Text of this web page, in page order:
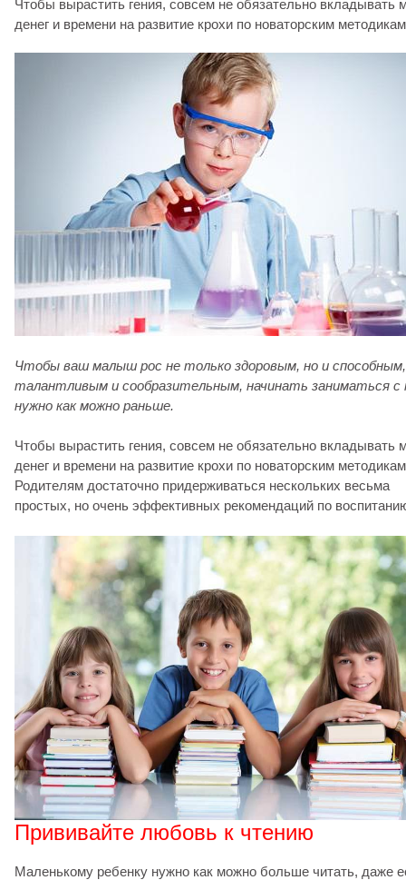
Чтобы вырастить гения, совсем не обязательно вкладывать
денег и времени на развитие крохи по новаторским
Чтобы ваш малыш рос не только здоровым, но и способным,
талантливым и сообразительным, начинать заниматься с
нужно как можно раньше.
Чтобы вырастить гения, совсем не обязательно вкладывать
денег и времени на развитие крохи по новаторским
Родителям достаточно придерживаться нескольких весьма
простых, но очень эффективных рекомендаций по
Прививайте любовь к чтению
Маленькому ребенку нужно как можно больше читать, даже